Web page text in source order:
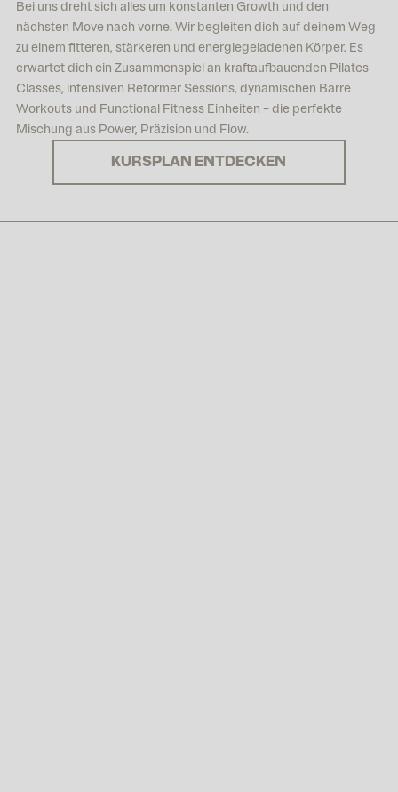
Bei uns dreht sich alles um konstanten Growth und den
nächsten Move nach vorne. Wir begleiten dich auf deinem Weg
zu einem fitteren, stärkeren und energiegeladenen Körper. Es
erwartet dich ein Zusammenspiel an kraftaufbauenden Pilates
Classes, intensiven Reformer Sessions, dynamischen Barre
Workouts und Functional Fitness Einheiten – die perfekte
Mischung aus Power, Präzision und Flow.
KURSPLAN ENTDECKEN